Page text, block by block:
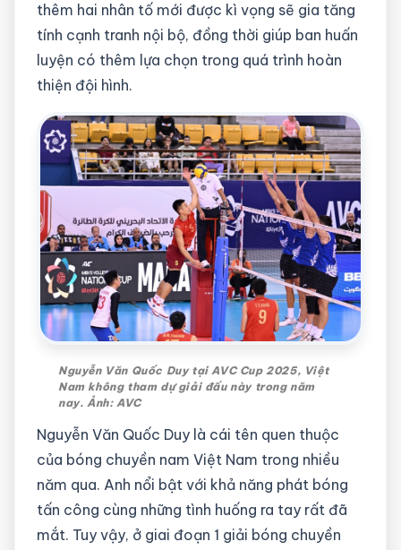
thêm hai nhân tố mới được kì vọng sẽ gia tăng
tính cạnh tranh nội bộ, đồng thời giúp ban huấn
luyện có thêm lựa chọn trong quá trình hoàn
thiện đội hình.
Nguyễn Văn Quốc Duy tại AVC Cup 2025, Việt
Nam không tham dự giải đấu này trong năm
nay. Ảnh: AVC
Nguyễn Văn Quốc Duy là cái tên quen thuộc
của bóng chuyền nam Việt Nam trong nhiều
năm qua. Anh nổi bật với khả năng phát bóng
tấn công cùng những tình huống ra tay rất đã
mắt. Tuy vậy, ở giai đoạn 1 giải bóng chuyền